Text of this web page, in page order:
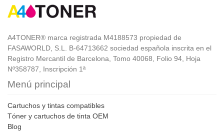
A4TONER® marca registrada M4188573 propiedad de
FASAWORLD, S.L. B-64713662 sociedad española inscrita en el
Registro Mercantil de Barcelona, Tomo 40068, Folio 94, Hoja
Nº358787, Inscripción 1ª
Menú principal
Cartuchos y tintas compatibles
Tóner y cartuchos de tinta OEM
Blog